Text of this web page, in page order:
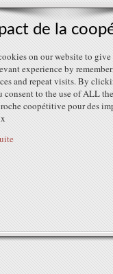
de la
on our website to
experience by
and repeat visits. By
consent to the use of ALL
coopétitive pour des